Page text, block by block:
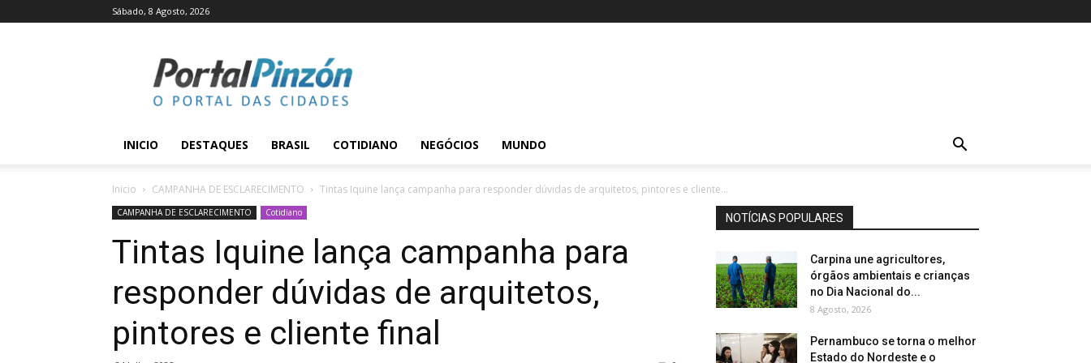
Sábado, 8 Agosto, 2026
Pinzón
INICIO DESTAQUES BRASIL COTIDIANO NEGÓCIOS MUNDO
Inicio CAMPANHA DE ESCLARECIMENTO Tintas Iquine lança campanha para responder dúvidas de arquitetos, pintores e cliente...
CAMPANHA DE ESCLARECIMENTO Cotidiano
Tintas Iquine lança campanha para
responder dúvidas de arquitetos,
pintores e cliente final
NOTÍCIAS POPULARES
Carpina une agricultores,
órgãos ambientais e crianças
no Dia Nacional do...
8 Agosto, 2026
Pernambuco se torna o melhor
Estado do Nordeste e o